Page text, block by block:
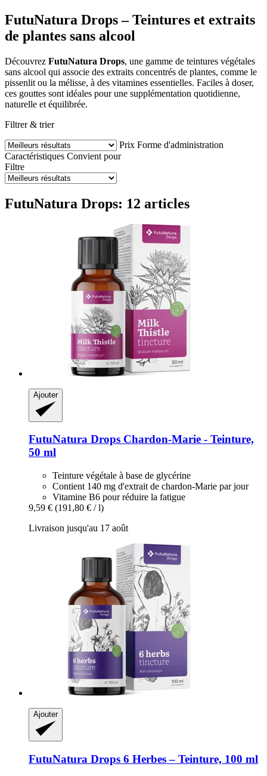
FutuNatura Drops – Teintures et extraits
de plantes sans alcool
Découvrez FutuNatura Drops, une gamme de teintures végétales
sans alcool qui associe des extraits concentrés de plantes, comme le
pissenlit ou la mélisse, à des vitamines essentielles. Faciles à doser,
ces gouttes sont idéales pour une supplémentation quotidienne,
naturelle et équilibrée.
Filtrer & trier
Prix Forme d'administration
Caractéristiques Convient pour
Filtre
FutuNatura Drops: 12 articles
Ajouter
FutuNatura Drops Chardon-​Marie -​ Teinture,
50 ml
Teinture végétale à base de glycérine
Contient 140 mg d'extrait de chardon-Marie par jour
Vitamine B6 pour réduire la fatigue
9,59 € (191,80 € / l)
Livraison jusqu'au 17 août
Ajouter
FutuNatura Drops 6 Herbes – Teinture, 100 ml